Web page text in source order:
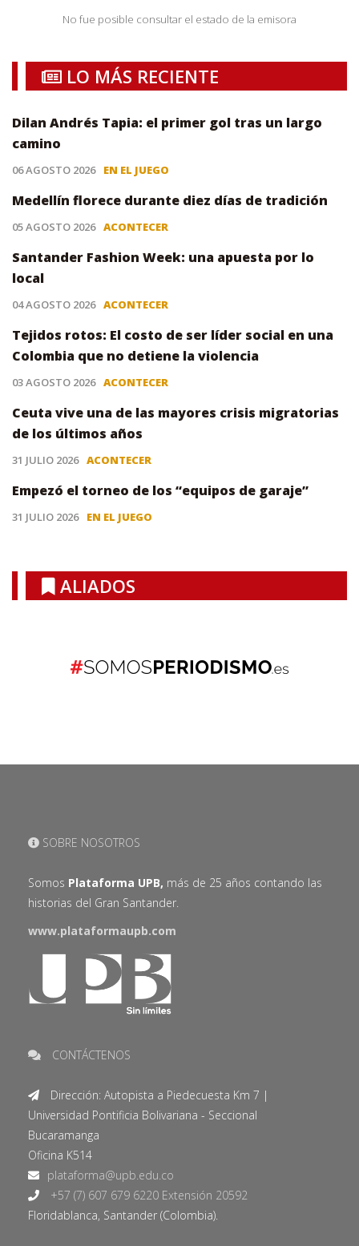
No fue posible consultar el estado de la emisora
LO MÁS RECIENTE
Dilan Andrés Tapia: el primer gol tras un largo
camino
06 AGOSTO 2026 EN EL JUEGO
Medellín florece durante diez días de tradición
05 AGOSTO 2026 ACONTECER
Santander Fashion Week: una apuesta por lo
local
04 AGOSTO 2026 ACONTECER
Tejidos rotos: El costo de ser líder social en una
Colombia que no detiene la violencia
03 AGOSTO 2026 ACONTECER
Ceuta vive una de las mayores crisis migratorias
de los últimos años
31 JULIO 2026 ACONTECER
Empezó el torneo de los “equipos de garaje”
31 JULIO 2026 EN EL JUEGO
ALIADOS
SOBRE NOSOTROS
Somos Plataforma UPB, más de 25 años contando las
historias del Gran Santander.
www.plataformaupb.com
CONTÁCTENOS
Dirección: Autopista a Piedecuesta Km 7 |
Universidad Pontificia Bolivariana - Seccional
Bucaramanga
Oficina K514
+57 (7) 607 679 6220 Extensión 20592
Floridablanca, Santander (Colombia).